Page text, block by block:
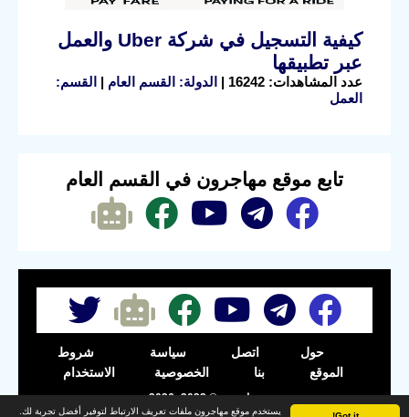
يستخدم موقع مهاجرون ملفات تعريف الارتباط لتوفير أفضل تجربة لك.
كيفية التسجيل في شركة Uber والعمل
عبر تطبيقها
عدد المشاهدات: 16242 | الدولة: القسم العام | القسم:
العمل
تابع موقع مهاجرون في القسم العام
شروط
الاستخدام
سياسة
الخصوصية
اتصل
بنا
حول
الموقع
مهاجرون © 2023- 2026